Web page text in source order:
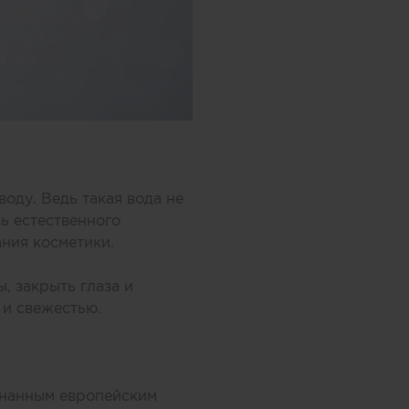
Ведь такая вода не
косметики.
закрыть глаза и
свежестью.
европейским